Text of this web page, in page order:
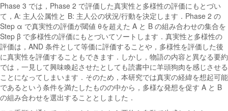
Phase 3 では，Phase 2 で評価した真実性と多様性の評価にもとづい
て，A: 主人公属性と B: 主人公の状況/行動を決定します．Phase 2 の
Step α で真実性の評価が閾値 θを超えた A と B の組み合わせの集合を
Step β で多様性の評価にもとづいてソートします．真実性と多様性の
評価は，AND 条件として等価に評価することや，多様性を評価した後
に真実性を評価することもできます．しかし，物語の内容と異なる要約
では，一見して興味喚起させたとしても読書中に羊頭狗肉を感じさせる
ことになってしまいます．そのため，本研究では真実の経緯を想起可能
であるという条件を満たしたものの中から，多様な発想を促す A と B
の組み合わせを選出することとしました．